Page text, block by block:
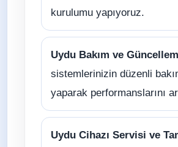
kurulumu yapıyoruz.
Uydu Bakım ve
sistemlerinizin düzenli
yaparak performanslarını
Uydu Cihazı Servisi ve